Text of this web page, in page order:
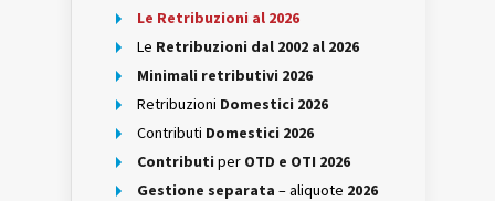
Le Retribuzioni al 2026
Le Retribuzioni dal 2002 al 2026
Minimali retributivi 2026
Retribuzioni Domestici 2026
Contributi Domestici 2026
Contributi per OTD e OTI 2026
Gestione separata – aliquote 2026